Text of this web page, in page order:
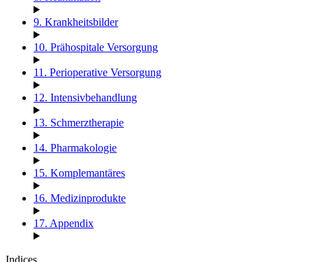
9. Krankheitsbilder
10. Prähospitale Versorgung
11. Perioperative Versorgung
12. Intensivbehandlung
13. Schmerztherapie
14. Pharmakologie
15. Komplemantäres
16. Medizinprodukte
17. Appendix
Indices